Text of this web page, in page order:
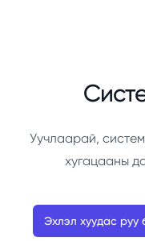
Уучлаарай,
хугацааны
Эхлэл хуудас руу